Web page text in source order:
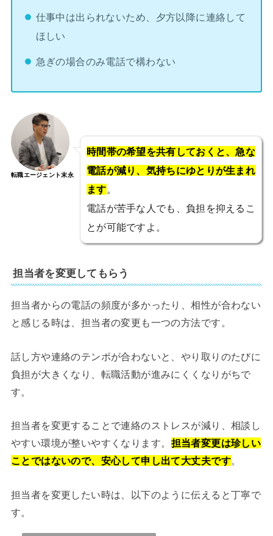
仕事中は出られないため、夕方以降に連絡して
ほしい
急ぎの場合のみ電話で構わない
転職エージェント末永
時間帯の希望を共有しておくと、急な
電話が減り、気持ちにゆとりが生まれ
ます。
電話が苦手な人でも、負担を抑えるこ
とが可能ですよ。
担当者を変更してもらう
担当者からの電話の頻度が多かったり、相性が合わない
と感じる時は、担当者の変更も一つの方法です。
話し方や連絡のテンポが合わないと、やり取りのたびに
負担が大きくなり、転職活動が進みにくくなりがちで
す。
担当者を変更することで連絡のストレスが減り、相談し
やすい環境が整いやすくなります。 担当者変更は珍しい
ことではないので、安心して申し出て大丈夫です。
担当者を変更したい時は、以下のように伝えると丁寧で
す。